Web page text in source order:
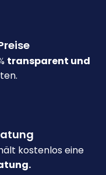
transparent und
kostenlos eine